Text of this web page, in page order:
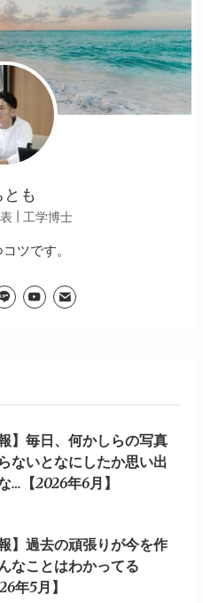
も
| 工学博士
ツです。
報】毎日、何かしらの写真
ないとなにしたか思い出
…【2026年6月】
報】過去の頑張りが今を作
なことはわかってる
年5月】